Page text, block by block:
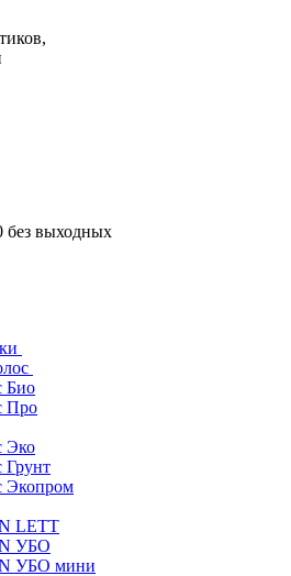
без выходных
Био
Про
Эко
Грунт
Экопром
LETT
УБО
УБО мини